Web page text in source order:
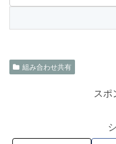
組み合わせ共有
スポ